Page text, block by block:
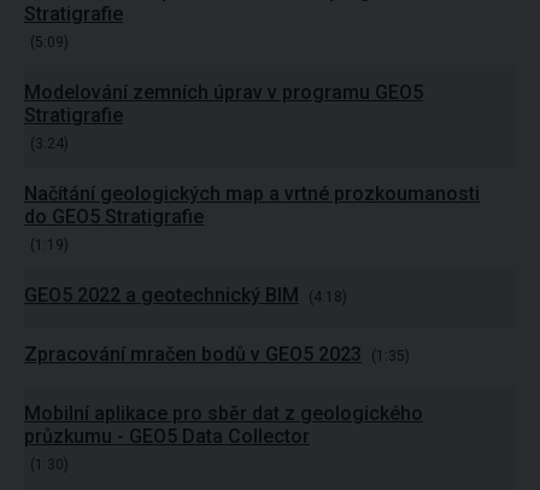
Stratigrafie
(5:09)
Modelování zemních úprav v programu GEO5
Stratigrafie
(3:24)
Načítání geologických map a vrtné prozkoumanosti
do GEO5 Stratigrafie
(1:19)
GEO5 2022 a geotechnický BIM (4:18)
Zpracování mračen bodů v GEO5 2023 (1:35)
Mobilní aplikace pro sběr dat z geologického
průzkumu - GEO5 Data Collector
(1:30)